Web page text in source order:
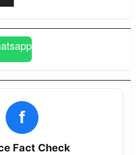
f
Fact Check